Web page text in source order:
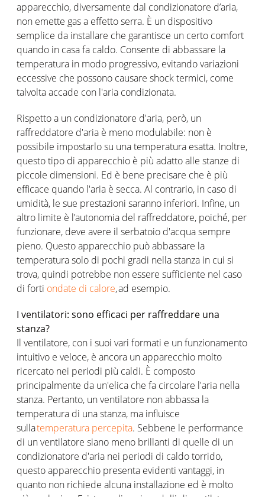
apparecchio, diversamente dal condizionatore d’aria,
non emette gas a effetto serra. È un dispositivo
semplice da installare che garantisce un certo comfort
quando in casa fa caldo. Consente di abbassare la
temperatura in modo progressivo, evitando variazioni
eccessive che possono causare shock termici, come
talvolta accade con l'aria condizionata.
Rispetto a un condizionatore d'aria, però, un
raffreddatore d'aria è meno modulabile: non è
possibile impostarlo su una temperatura esatta. Inoltre,
questo tipo di apparecchio è più adatto alle stanze di
piccole dimensioni. Ed è bene precisare che è più
efficace quando l'aria è secca. Al contrario, in caso di
umidità, le sue prestazioni saranno inferiori. Infine, un
altro limite è l’autonomia del raffreddatore, poiché, per
funzionare, deve avere il serbatoio d'acqua sempre
pieno. Questo apparecchio può abbassare la
temperatura solo di pochi gradi nella stanza in cui si
trova, quindi potrebbe non essere sufficiente nel caso
di forti ondate di calore, ad esempio.
I ventilatori: sono efficaci per raffreddare una
stanza?
Il ventilatore, con i suoi vari formati e un funzionamento
intuitivo e veloce, è ancora un apparecchio molto
ricercato nei periodi più caldi. È composto
principalmente da un'elica che fa circolare l'aria nella
stanza. Pertanto, un ventilatore non abbassa la
temperatura di una stanza, ma influisce
sullatemperatura percepita. Sebbene le performance
di un ventilatore siano meno brillanti di quelle di un
condizionatore d'aria nei periodi di caldo torrido,
questo apparecchio presenta evidenti vantaggi, in
quanto non richiede alcuna installazione ed è molto